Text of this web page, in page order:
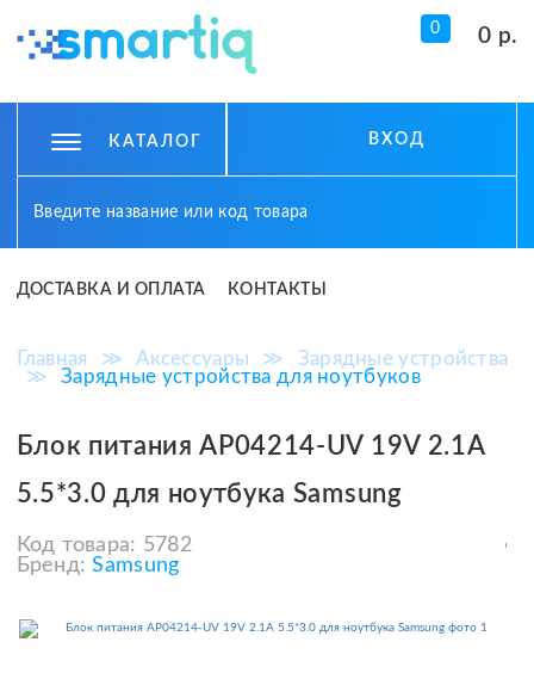
0 0 р.
КАТАЛОГ ВХОД
ДОСТАВКА И ОПЛАТА КОНТАКТЫ
Главная ≫ Аксессуары ≫
Зарядные устройства
≫
Зарядные устройства для ноутбуков
Блок питания AP04214-UV 19V 2.1A
5.5*3.0 для ноутбука Samsung
Код товара: 5782
Бренд: Samsung